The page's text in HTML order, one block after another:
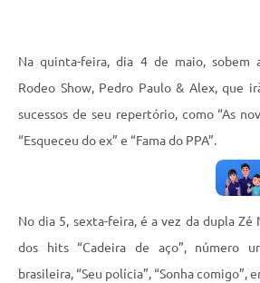
Na quinta-feira, dia 4 de maio, sobem
Rodeo Show, Pedro Paulo & Alex, que
sucessos de seu repertório, como “As
“Esqueceu do ex” e “Fama do PPA”.
No dia 5, sexta-feira, é a vez da dupla Zé
dos hits “Cadeira de aço”, número
brasileira, “Seu polícia”, “Sonha comigo”,